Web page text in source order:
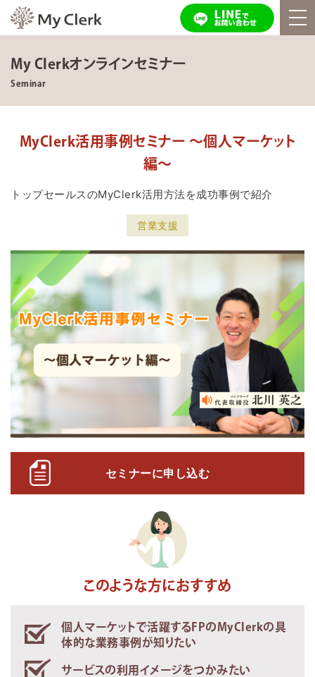
My Clerkオンラインセミナー
Seminar
MyClerk活用事例セミナー 〜個人マーケット
編〜
トップセールスのMyClerk活用方法を成功事例で紹介
営業支援
セミナーに申し込む
このような方におすすめ
個人マーケットで活躍するFPのMyClerkの具
体的な業務事例が知りたい
サービスの利用イメージをつかみたい